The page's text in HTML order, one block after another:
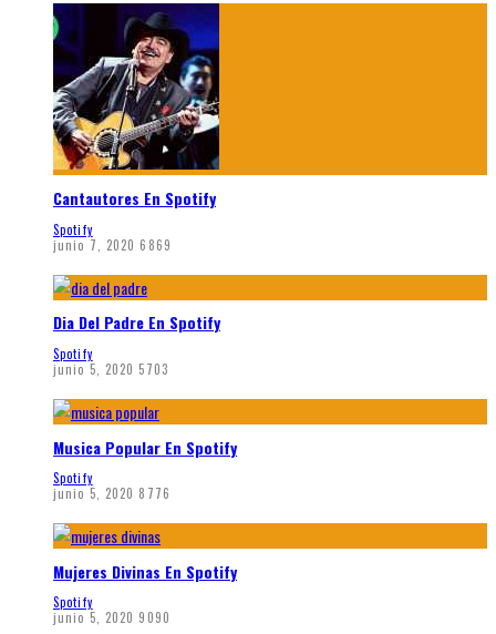
Cantautores En Spotify
Spotify
junio 7, 2020 6869
Dia Del Padre En Spotify
Spotify
junio 5, 2020 5703
Musica Popular En Spotify
Spotify
junio 5, 2020 8776
Mujeres Divinas En Spotify
Spotify
junio 5, 2020 9090